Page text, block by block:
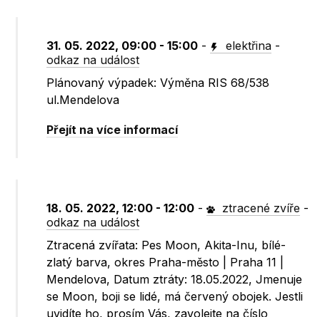
31. 05. 2022, 09:00 - 15:00 - elektřina -
odkaz na událost
Plánovaný výpadek: Výměna RIS 68/538
ul.Mendelova
Přejít na více informací
18. 05. 2022, 12:00 - 12:00 - ztracené zvíře -
odkaz na událost
Ztracená zvířata: Pes Moon, Akita-Inu, bílé-
zlatý barva, okres Praha-město | Praha 11 |
Mendelova, Datum ztráty: 18.05.2022, Jmenuje
se Moon, boji se lidé, má červený obojek. Jestli
uvidíte ho, prosím Vás, zavolejte na číslo